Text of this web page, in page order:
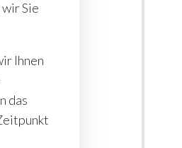
Sie
Ihnen
das